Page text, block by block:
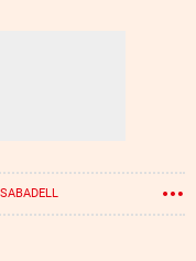
SABADELL